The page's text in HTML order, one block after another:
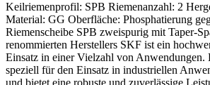
Keilriemenprofil: SPB Riemenanzahl: 2
Material: GG Oberfläche: Phosphatierung
Riemenscheibe SPB zweispurig mit Taper-
renommierten Herstellers SKF ist ein
Einsatz in einer Vielzahl von Anwendungen.
speziell für den Einsatz in industriellen